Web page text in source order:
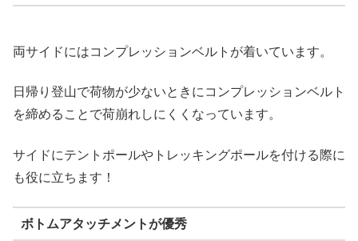
両サイドにはコンプレッションベルトが着いています。
日帰り登山で荷物が少ないときにコンプレッションベルト
を締めることで荷崩れしにくくなっています。
サイドにテントポールやトレッキングポールを付ける際に
も役に立ちます！
ボトムアタッチメントが優秀